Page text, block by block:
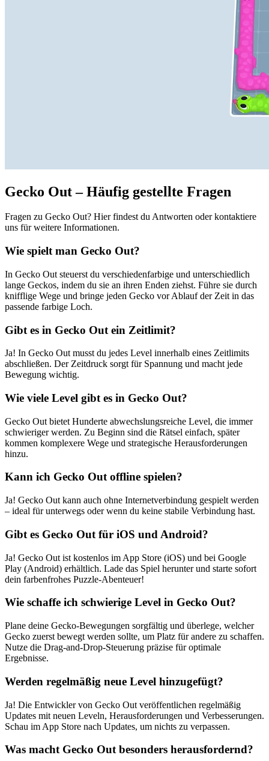
Gecko Out – Häufig gestellte Fragen
Fragen zu Gecko Out? Hier findest du Antworten oder kontaktiere
uns für weitere Informationen.
Wie spielt man Gecko Out?
In Gecko Out steuerst du verschiedenfarbige und unterschiedlich
lange Geckos, indem du sie an ihren Enden ziehst. Führe sie durch
knifflige Wege und bringe jeden Gecko vor Ablauf der Zeit in das
passende farbige Loch.
Gibt es in Gecko Out ein Zeitlimit?
Ja! In Gecko Out musst du jedes Level innerhalb eines Zeitlimits
abschließen. Der Zeitdruck sorgt für Spannung und macht jede
Bewegung wichtig.
Wie viele Level gibt es in Gecko Out?
Gecko Out bietet Hunderte abwechslungsreiche Level, die immer
schwieriger werden. Zu Beginn sind die Rätsel einfach, später
kommen komplexere Wege und strategische Herausforderungen
hinzu.
Kann ich Gecko Out offline spielen?
Ja! Gecko Out kann auch ohne Internetverbindung gespielt werden
– ideal für unterwegs oder wenn du keine stabile Verbindung hast.
Gibt es Gecko Out für iOS und Android?
Ja! Gecko Out ist kostenlos im App Store (iOS) und bei Google
Play (Android) erhältlich. Lade das Spiel herunter und starte sofort
dein farbenfrohes Puzzle-Abenteuer!
Wie schaffe ich schwierige Level in Gecko Out?
Plane deine Gecko-Bewegungen sorgfältig und überlege, welcher
Gecko zuerst bewegt werden sollte, um Platz für andere zu schaffen.
Nutze die Drag-and-Drop-Steuerung präzise für optimale
Ergebnisse.
Werden regelmäßig neue Level hinzugefügt?
Ja! Die Entwickler von Gecko Out veröffentlichen regelmäßig
Updates mit neuen Leveln, Herausforderungen und Verbesserungen.
Schau im App Store nach Updates, um nichts zu verpassen.
Was macht Gecko Out besonders herausfordernd?